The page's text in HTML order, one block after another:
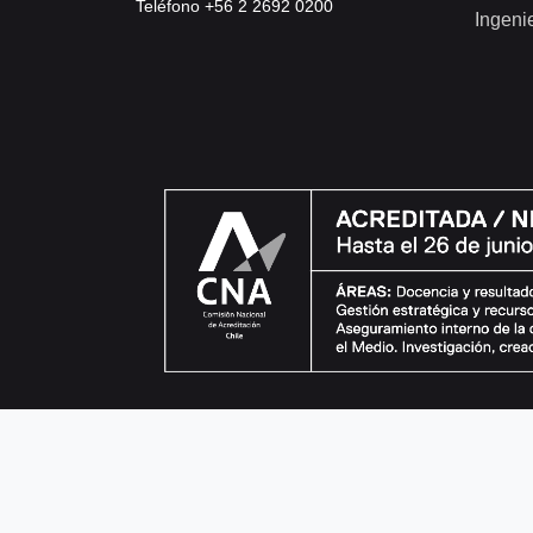
Teléfono +56 2 2692 0200